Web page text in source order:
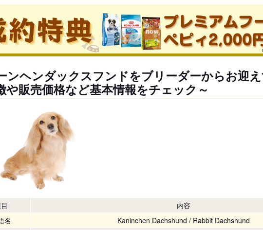
ンヘンダックスフンドをブリーダーからお迎
や販売価格など基本情報をチェック～
内容
名
Kaninchen Dachshund / Rabbit Dachshund